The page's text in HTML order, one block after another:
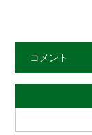
コメント